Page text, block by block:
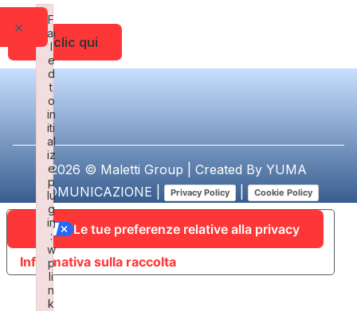
Fai clic qui
2026 © Maletti Group | Created By YUMA
COMUNICAZIONE
Privacy Policy Cookie Policy
Informativa sulla raccolta
Le tue preferenze relative alla privacy
F
ai
l
e
d
t
o
in
iti
al
iz
e
p
lu
g
in
:
w
p
li
n
k
×